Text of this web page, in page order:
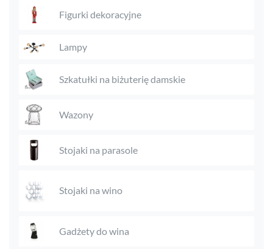
Figurki dekoracyjne
Lampy
Szkatułki na biżuterię damskie
Wazony
Stojaki na parasole
Stojaki na wino
Gadżety do wina